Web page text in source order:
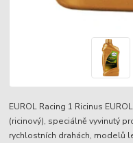
EUROL Racing 1 Ricinus
(ricinový), speciálně vyvinutý
rychlostních drahách, modelů